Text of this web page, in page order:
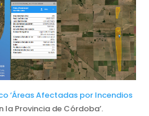
‘Áreas Afectadas por Incendios
la Provincia de Córdoba’.